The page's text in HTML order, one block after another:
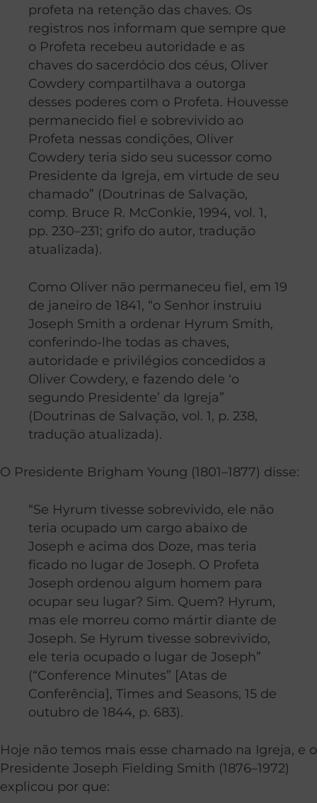
profeta na retenção das chaves. Os
registros nos informam que sempre que
o Profeta recebeu autoridade e as
chaves do sacerdócio dos céus, Oliver
Cowdery compartilhava a outorga
desses poderes com o Profeta. Houvesse
permanecido fiel e sobrevivido ao
Profeta nessas condições, Oliver
Cowdery teria sido seu sucessor como
Presidente da Igreja, em virtude de seu
chamado” (Doutrinas de Salvação,
comp. Bruce R. McConkie, 1994, vol. 1,
pp. 230–231; grifo do autor, tradução
atualizada).
Como Oliver não permaneceu fiel, em 19
de janeiro de 1841, “o Senhor instruiu
Joseph Smith a ordenar Hyrum Smith,
conferindo-lhe todas as chaves,
autoridade e privilégios concedidos a
Oliver Cowdery, e fazendo dele ‘o
segundo Presidente’ da Igreja”
(Doutrinas de Salvação, vol. 1, p. 238,
tradução atualizada).
O Presidente Brigham Young (1801–1877) disse:
“Se Hyrum tivesse sobrevivido, ele não
teria ocupado um cargo abaixo de
Joseph e acima dos Doze, mas teria
ficado no lugar de Joseph. O Profeta
Joseph ordenou algum homem para
ocupar seu lugar? Sim. Quem? Hyrum,
mas ele morreu como mártir diante de
Joseph. Se Hyrum tivesse sobrevivido,
ele teria ocupado o lugar de Joseph”
(“Conference Minutes” [Atas de
Conferência], Times and Seasons, 15 de
outubro de 1844, p. 683).
Hoje não temos mais esse chamado na Igreja, e o
Presidente Joseph Fielding Smith (1876–1972)
explicou por que: